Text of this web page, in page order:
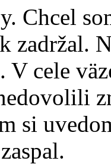
Chcel
zadržal.
V cele
si